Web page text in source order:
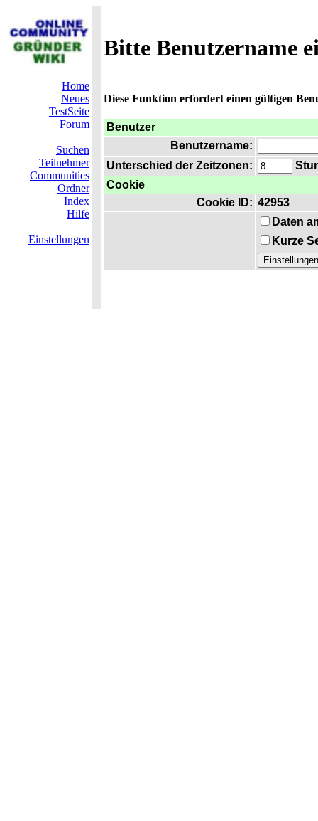
Bitte Benutzername
Home
Neues
TestSeite
Forum
Suchen
Teilnehmer
Communities
Ordner
Index
Hilfe
Einstellungen
Diese Funktion erfordert einen gültigen
Benutzer
Benutzername:
Unterschied der Zeitzonen:
Cookie
Cookie ID: 42953
Daten
Kurze